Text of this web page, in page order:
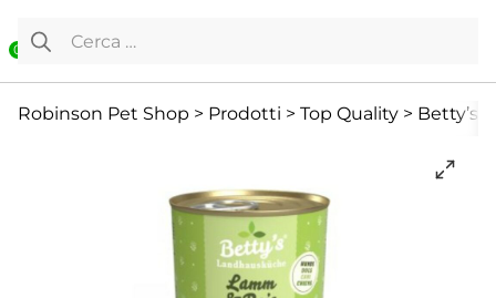
0
Ricerca per:
Robinson Pet Shop > Prodotti > Top Quality > Betty’s